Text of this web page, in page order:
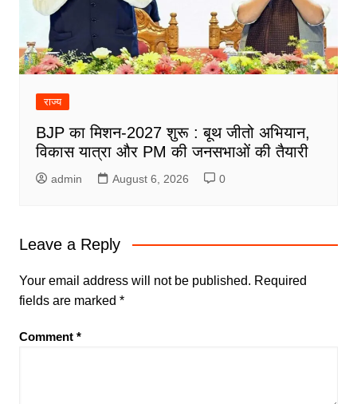
राज्य
BJP का मिशन-2027 शुरू : बूथ जीतो अभियान,
विकास यात्रा और PM की जनसभाओं की तैयारी
admin August 6, 2026 0
Leave a Reply
Your email address will not be published. Required
fields are marked *
Comment *